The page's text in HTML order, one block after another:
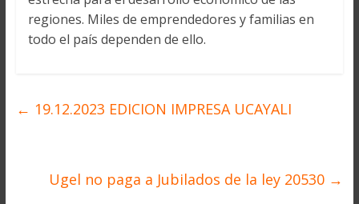
regiones. Miles de emprendedores y familias en
todo el país dependen de ello.
← 19.12.2023 EDICION IMPRESA UCAYALI
Ugel no paga a Jubilados de la ley 20530 →